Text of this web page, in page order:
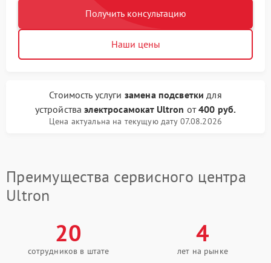
Получить консультацию
Наши цены
Стоимость услуги замена подсветки для
устройстваэлектросамокат Ultron от400 руб.
Цена актуальна на текущую дату 07.08.2026
Преимущества сервисного центра
Ultron
20
сотрудников в штате
4
лет на рынке